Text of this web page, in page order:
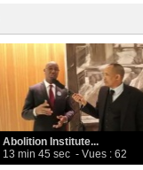
Abolition Institute...
13 min 45 sec - Vues : 62